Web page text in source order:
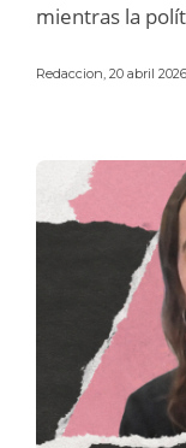
mientras la
Redaccion, 20 abril